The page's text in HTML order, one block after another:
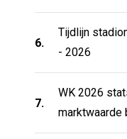
6.
Tijdlijn
- 2026
7.
WK 2026
marktwaarde